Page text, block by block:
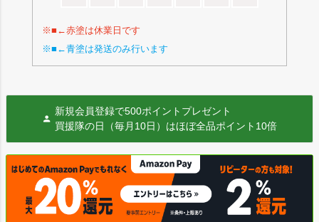
※■←赤塗は休業日です
※■←青塗は発送のみ行います
新規会員登録で500ポイントプレゼント
買援隊の日（毎月10日）はほぼ全品ポイント10倍